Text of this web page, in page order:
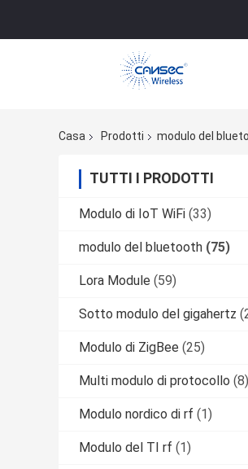
Casa Prodotti modulo del
TUTTI I PRODOTTI
Modulo di IoT WiFi (33)
modulo del bluetooth (75)
Lora Module (59)
Sotto modulo del gigahertz
Modulo di ZigBee (25)
Multi modulo di protocollo (8)
Modulo nordico di rf (1)
Modulo del TI rf (1)